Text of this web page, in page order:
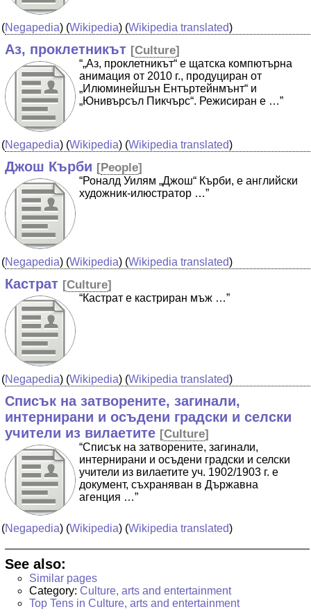
(Negapedia) (Wikipedia) (Wikipedia translated)
Аз, проклетникът [Culture]
“„Аз, проклетникът“ е щатска компютърна
анимация от 2010 г., продуциран от
„Илюминейшън Ентъртейнмънт“ и
„Юнивърсъл Пикчърс“. Режисиран е …”
(Negapedia) (Wikipedia) (Wikipedia translated)
Джош Кърби [People]
“Роналд Уилям „Джош“ Кърби, е английски
художник-илюстратор …”
(Negapedia) (Wikipedia) (Wikipedia translated)
Кастрат [Culture]
“Кастрат е кастриран мъж …”
(Negapedia) (Wikipedia) (Wikipedia translated)
Списък на затворените, загинали,
интернирани и осъдени градски и селски
учители из вилаетите [Culture]
“Списък на затворените, загинали,
интернирани и осъдени градски и селски
учители из вилаетите уч. 1902/1903 г. е
документ, съхраняван в Държавна
агенция …”
(Negapedia) (Wikipedia) (Wikipedia translated)
See also:
Similar pages
Category: Culture, arts and entertainment
Top Tens in Culture, arts and entertainment